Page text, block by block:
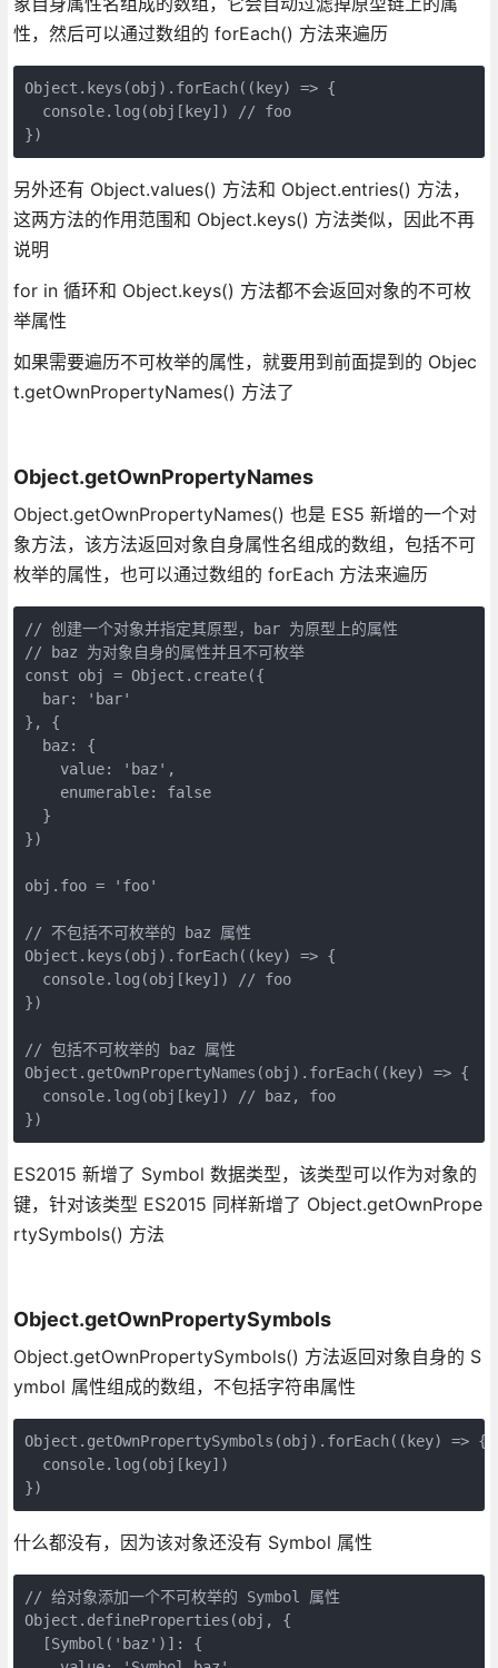
性，然后可以通过数组的 forEach() 方法来遍历
Object.keys(obj).forEach((key) => {
  console.log(obj[key]) // foo
另外还有 Object.values() 方法和 Object.entries() 方法，
这两方法的作用范围和 Object.keys() 方法类似，因此不再
说明
for in 循环和 Object.keys() 方法都不会返回对象的不可枚
举属性
如果需要遍历不可枚举的属性，就要用到前面提到的 Objec
t.getOwnPropertyNames() 方法了
Object.getOwnPropertyNames
Object.getOwnPropertyNames() 也是 ES5 新增的一个对
象方法，该方法返回对象自身属性名组成的数组，包括不可
枚举的属性，也可以通过数组的 forEach 方法来遍历
// 创建一个对象并指定其原型，bar 为原型上的属性
// baz 为对象自身的属性并且不可枚举
const obj = Object.create({
  bar: 'bar'
}, {
  baz: {
    value: 'baz',
    enumerable: false
  }
})
obj.foo = 'foo'
// 不包括不可枚举的 baz 属性
Object.keys(obj).forEach((key) => {
  console.log(obj[key]) // foo
})
// 包括不可枚举的 baz 属性
Object.getOwnPropertyNames(obj).forEach((key) => {
  console.log(obj[key]) // baz, foo
ES2015 新增了 Symbol 数据类型，该类型可以作为对象的
键，针对该类型 ES2015 同样新增了 Object.getOwnPrope
rtySymbols() 方法
Object.getOwnPropertySymbols
Object.getOwnPropertySymbols() 方法返回对象自身的 S
ymbol 属性组成的数组，不包括字符串属性
Object.getOwnPropertySymbols(obj).forEach((key) => {
  console.log(obj[key])
什么都没有，因为该对象还没有 Symbol 属性
// 给对象添加一个不可枚举的 Symbol 属性
Object.defineProperties(obj, {
  [Symbol('baz')]: {